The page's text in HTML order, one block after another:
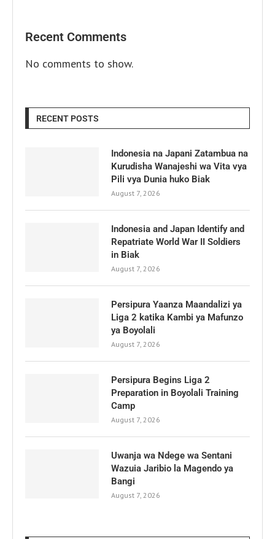
Recent Comments
No comments to show.
RECENT POSTS
Indonesia na Japani Zatambua na
Kurudisha Wanajeshi wa Vita vya
Pili vya Dunia huko Biak
August 7, 2026
Indonesia and Japan Identify and
Repatriate World War II Soldiers
in Biak
August 7, 2026
Persipura Yaanza Maandalizi ya
Liga 2 katika Kambi ya Mafunzo
ya Boyolali
August 7, 2026
Persipura Begins Liga 2
Preparation in Boyolali Training
Camp
August 7, 2026
Uwanja wa Ndege wa Sentani
Wazuia Jaribio la Magendo ya
Bangi
August 7, 2026